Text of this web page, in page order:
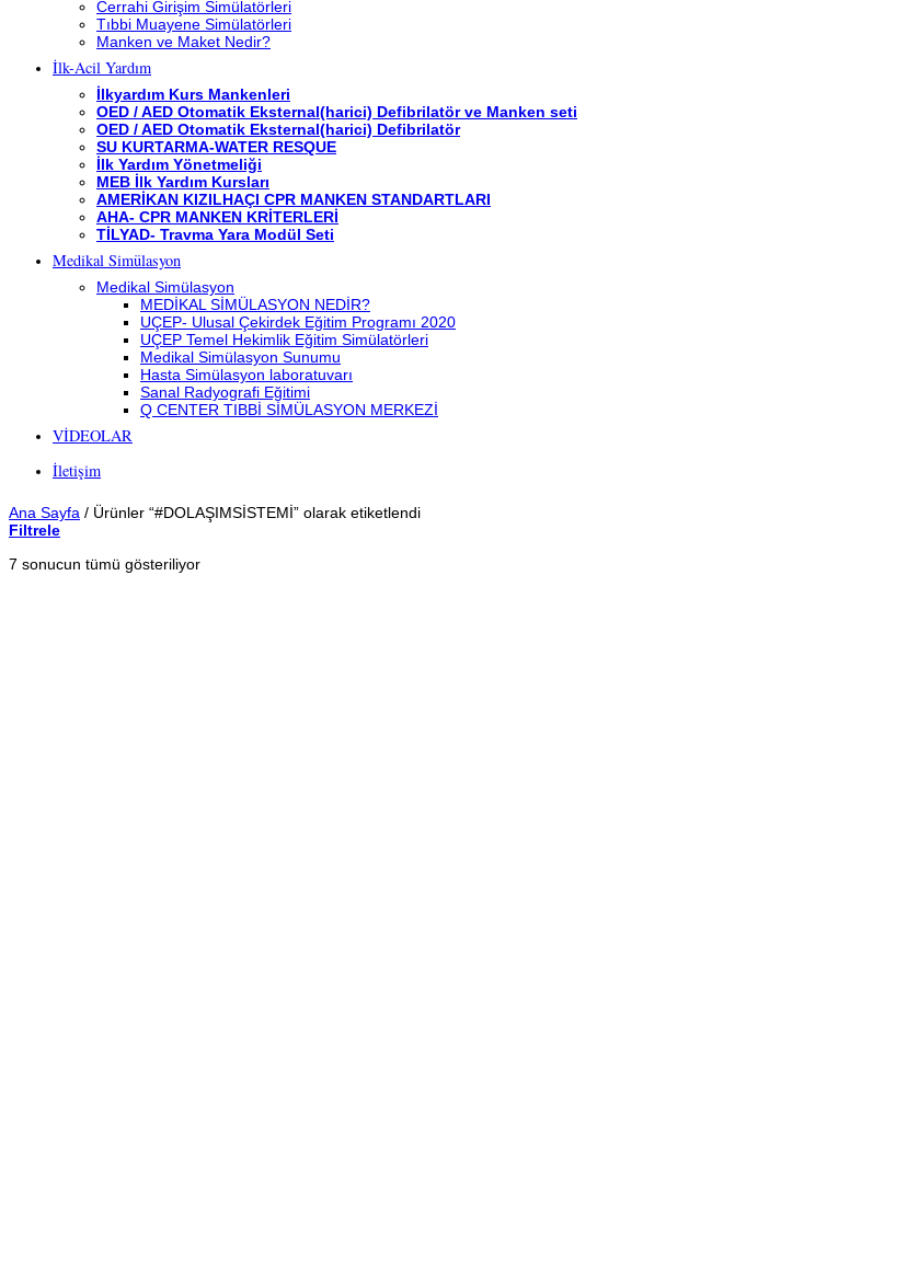
Cerrahi Girişim Simülatörleri
Tıbbi Muayene Simülatörleri
Manken ve Maket Nedir?
İlk-Acil Yardım
İlkyardım Kurs Mankenleri
OED / AED Otomatik Eksternal(harici) Defibrilatör ve Manken seti
OED / AED Otomatik Eksternal(harici) Defibrilatör
SU KURTARMA-WATER RESQUE
İlk Yardım Yönetmeliği
MEB İlk Yardım Kursları
AMERİKAN KIZILHAÇI CPR MANKEN STANDARTLARI
AHA- CPR MANKEN KRİTERLERİ
TİLYAD- Travma Yara Modül Seti
Medikal Simülasyon
Medikal Simülasyon
MEDİKAL SİMÜLASYON NEDİR?
UÇEP- Ulusal Çekirdek Eğitim Programı 2020
UÇEP Temel Hekimlik Eğitim Simülatörleri
Medikal Simülasyon Sunumu
Hasta Simülasyon laboratuvarı
Sanal Radyografi Eğitimi
Q CENTER TIBBİ SİMÜLASYON MERKEZİ
VİDEOLAR
İletişim
Ana Sayfa / Ürünler “#DOLAŞIMSİSTEMİ” olarak etiketlendi
Filtrele
7 sonucun tümü gösteriliyorEn